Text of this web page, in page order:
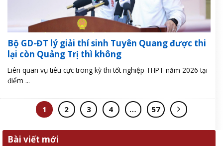
Bộ GD-ĐT lý giải thí sinh Tuyên Quang được thi
lại còn Quảng Trị thì không
Liên quan vụ tiêu cực trong kỳ thi tốt nghiệp THPT năm 2026 tại
điểm ...
1 2 3 4 … 57
Bài viết mới